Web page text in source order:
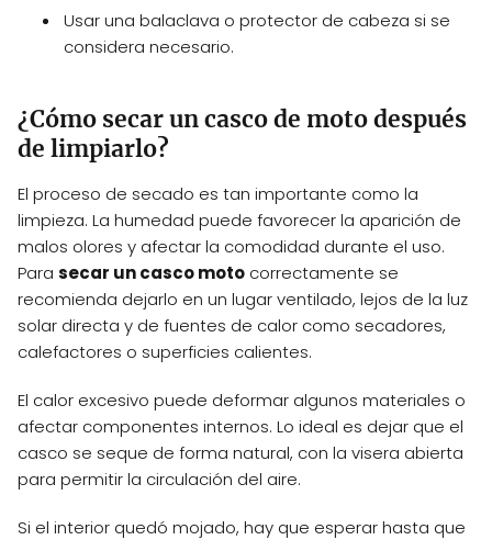
Usar una balaclava o protector de cabeza si se
considera necesario.
¿Cómo secar un casco de moto después
de limpiarlo?
El proceso de secado es tan importante como la
limpieza. La humedad puede favorecer la aparición de
malos olores y afectar la comodidad durante el uso.
Para secar un casco moto correctamente se
recomienda dejarlo en un lugar ventilado, lejos de la luz
solar directa y de fuentes de calor como secadores,
calefactores o superficies calientes.
El calor excesivo puede deformar algunos materiales o
afectar componentes internos. Lo ideal es dejar que el
casco se seque de forma natural, con la visera abierta
para permitir la circulación del aire.
Si el interior quedó mojado, hay que esperar hasta que